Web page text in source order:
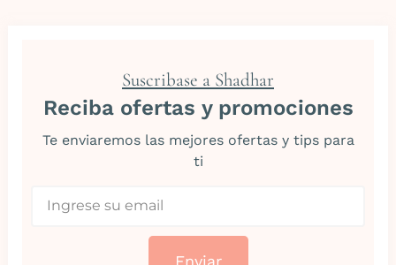
Suscribase a Shadhar
Reciba ofertas y promociones
Te enviaremos las mejores ofertas y tips para
ti
Enviar